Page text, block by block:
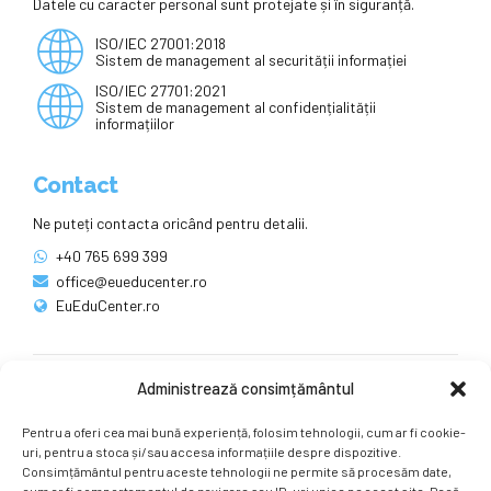
Administrează consimțământul
Pentru a oferi cea mai bună experiență, folosim tehnologii, cum ar fi cookie-
uri, pentru a stoca și/sau accesa informațiile despre dispozitive.
Consimțământul pentru aceste tehnologii ne permite să procesăm date,
Datele cu caracter personal sunt protejate și în siguranță.
ISO/IEC 27001:2018
Sistem de management al securității informației
ISO/IEC 27701:2021
Sistem de management al confidențialității
informațiilor
Contact
Ne puteți contacta oricând pentru detalii.
+40 765 699 399
office@eueducenter.ro
EuEduCenter.ro
Ne puteți găsi și pe rețelele sociale.